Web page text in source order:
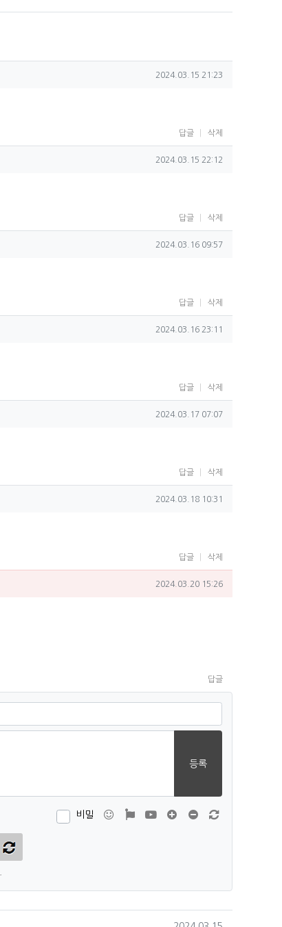
작성일
2024.03.15 21:23
답글 삭제
작성일
2024.03.15 22:12
답글 삭제
작성일
2024.03.16 09:57
답글 삭제
작성일
2024.03.16 23:11
답글 삭제
작성일
2024.03.17 07:07
답글 삭제
작성일
2024.03.18 10:31
답글 삭제
작성일
2024.03.20 15:26
답글
등록
비밀 이모티콘폰트어썸동영상 댓글창 늘이기
댓글창 줄이기